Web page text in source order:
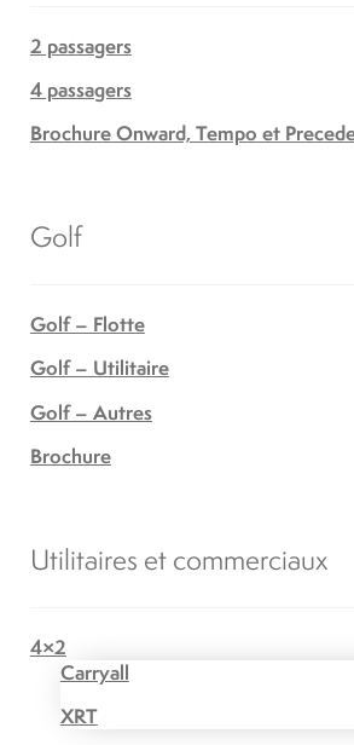
2 passagers
4 passagers
Brochure Onward, Tempo et
Golf
Golf – Flotte
Golf – Utilitaire
Golf – Autres
Brochure
Utilitaires et commerciaux
4×2
Carryall
XRT